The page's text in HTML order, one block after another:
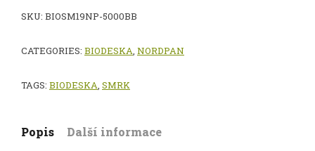
SKU: BIOSM19NP-5000BB
CATEGORIES: BIODESKA, NORDPAN
TAGS: BIODESKA, SMRK
Popis Další informace